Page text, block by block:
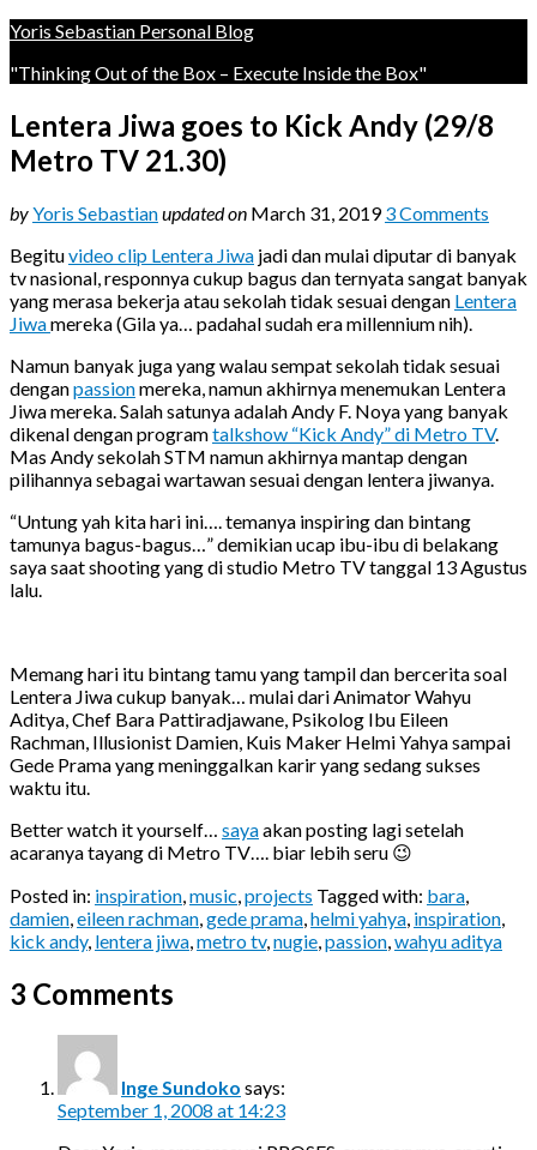
Yoris Sebastian Personal Blog
"Thinking Out of the Box – Execute Inside the Box"
Lentera Jiwa goes to Kick Andy (29/8
Metro TV 21.30)
byYoris Sebastianupdated on March 31, 2019 3 Comments
Begituvideo clip Lentera Jiwa jadi dan mulai diputar di banyak
tv nasional, responnya cukup bagus dan ternyata sangat banyak
yang merasa bekerja atau sekolah tidak sesuai dengan Lentera
Jiwamereka (Gila ya… padahal sudah era millennium nih).
Namun banyak juga yang walau sempat sekolah tidak sesuai
denganpassionmereka, namun akhirnya menemukan Lentera
Jiwa mereka. Salah satunya adalah Andy F. Noya yang banyak
dikenal dengan programtalkshow “Kick Andy” di Metro TV.
Mas Andy sekolah STM namun akhirnya mantap dengan
pilihannya sebagai wartawan sesuai dengan lentera jiwanya.
“Untung yah kita hari ini…. temanya inspiring dan bintang
tamunya bagus-bagus…” demikian ucap ibu-ibu di belakang
saya saat shooting yang di studio Metro TV tanggal 13 Agustus
lalu.
Memang hari itu bintang tamu yang tampil dan bercerita soal
Lentera Jiwa cukup banyak… mulai dari Animator Wahyu
Aditya, Chef Bara Pattiradjawane, Psikolog Ibu Eileen
Rachman, Illusionist Damien, Kuis Maker Helmi Yahya sampai
Gede Prama yang meninggalkan karir yang sedang sukses
waktu itu.
Better watch it yourself… sayaakan posting lagi setelah
acaranya tayang di Metro TV…. biar lebih seru 😉
Posted in: inspiration,music,projects Tagged with: bara,
damien,eileen rachman,gede prama,helmi yahya, inspiration,
kick andy, lentera jiwa,metro tv,nugie,passion,wahyu aditya
3 Comments
Inge Sundoko says:
September 1, 2008 at 14:23